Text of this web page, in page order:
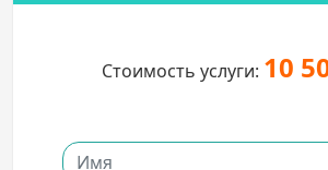
Стоимость услуги: 10